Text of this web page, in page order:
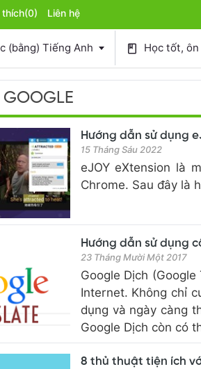
thích(0) Liên hệ
(bằng) Tiếng Anh book Học tốt,
GOOGLE
Hướng dẫn sử dụng
15 Tháng Sáu 2022
eJOY eXtension là
Chrome. Sau đây là
Hướng dẫn sử dụng
23 Tháng Mười Một 2017
Google Dịch
Internet. Không chỉ
dụng và ngày càng
Google Dịch còn có
8 thủ thuật tiện ích